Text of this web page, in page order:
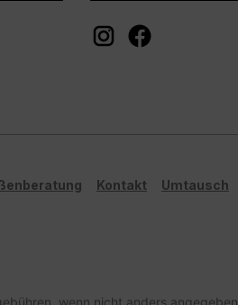
Kontakt Umtausch
wenn nicht anders angegeben.